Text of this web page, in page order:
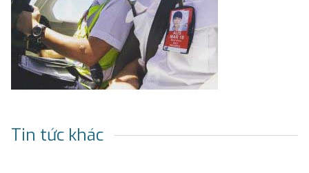
Tin tức khác